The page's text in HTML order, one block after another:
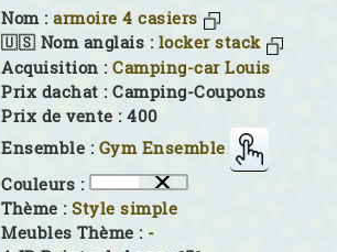
Nom : armoire 4 casiers
🇺🇸 Nom anglais : locker stack
Acquisition : Camping-car Louis
Prix dachat : Camping-Coupons
Prix de vente : 400
Ensemble : Gym Ensemble
Couleurs :
Thème : Style simple
Meubles Thème : -